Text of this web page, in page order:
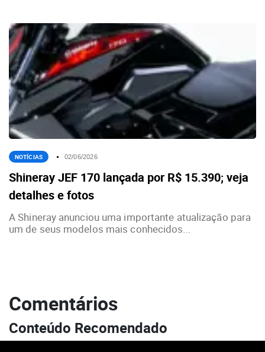
NOTÍCIAS 02/06/2026
Shineray JEF 170 lançada por R$ 15.390; veja
detalhes e fotos
A Shineray anunciou uma importante atualização para
um de seus modelos mais conhecidos...
Comentários
Conteúdo Recomendado